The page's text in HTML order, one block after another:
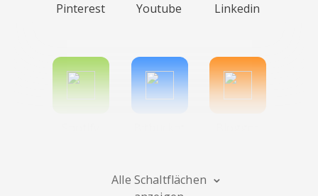
Pinterest Youtube Linkedin
Alle Schaltflächen